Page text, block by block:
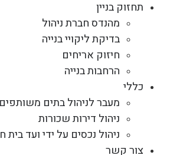
תחזוק בניין
מהנדס חברת ניהול
בדיקת ליקויי בנייה
חיזוק אריחים
הרחבות בנייה
כללי
מעבר לניהול בתים משותפים
ניהול דירות שכורות
ניהול נכסים על ידי ועד בית
צור קשר